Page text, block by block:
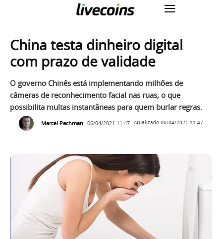
China testa dinheiro digital
com prazo de validade
O governo Chinês está implementando milhões de
câmeras de reconhecimento facial nas ruas, o que
possibilita multas instantâneas para quem burlar regras.
Marcel Pechman 06/04/2021 11:47 Atualizado 06/04/2021 11:47